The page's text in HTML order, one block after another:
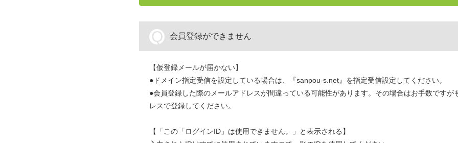
Q 会員登録ができません
【仮登録メールが届かない】
●ドメイン指定受信を設定している場合は、『sanpou-s.net』を指定受信設定してください。
●会員登録した際のメールアドレスが間違っている可能性があります。その場合はお手数ですが
レスで登録してください。
【「この「ログインID」は使用できません。」と表示される】